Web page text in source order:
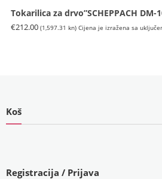
kn).
Tokarilica za drvo”SCHEPPACH DM-
€212.00 (1,597.31 kn) Cijena je izražena sa
Koš
Registracija / Prijava